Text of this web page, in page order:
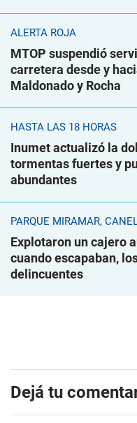
ALERTA ROJA
MTOP suspendió
carretera desde y
Maldonado y Rocha
HASTA LAS 18 HORAS
Inumet actualizó la
tormentas fuertes y
abundantes
PARQUE MIRAMAR,
Explotaron un cajero
cuando escapaban,
delincuentes
Dejá tu